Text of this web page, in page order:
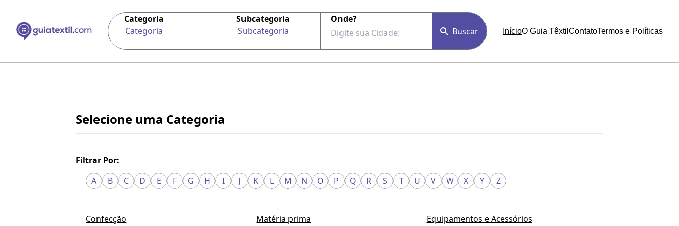
Categoria
Categoria
Subcategoria
Subcategoria
Onde?
Buscar
InícioO Guia Têxtil ContatoTermos e Políticas
Selecione uma Categoria
Filtrar Por:
A
B C D E F G H I J K L M N O P Q R S T U V W X Y Z
Confecção Matéria prima
Equipamentos e Acessórios